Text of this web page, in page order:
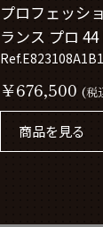
プロフェッシ
ランス プロ
ールドチャン
2026
￥676,500 (税
商品を見る